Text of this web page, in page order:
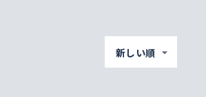
新しい順